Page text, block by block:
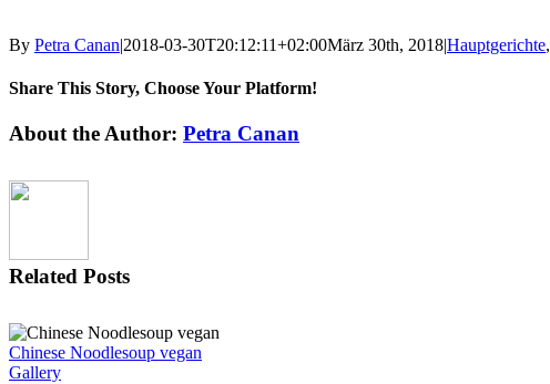
By Petra Canan|2018-03-30T20:12:11+02:00März 30th, 2018|Hauptgerichte,
Share This Story, Choose Your Platform!
Facebook
X
Reddit
LinkedIn
Tumblr
Pinterest
Vk
Email
About the Author: Petra Canan
Related Posts
Chinese Noodlesoup vegan
Gallery